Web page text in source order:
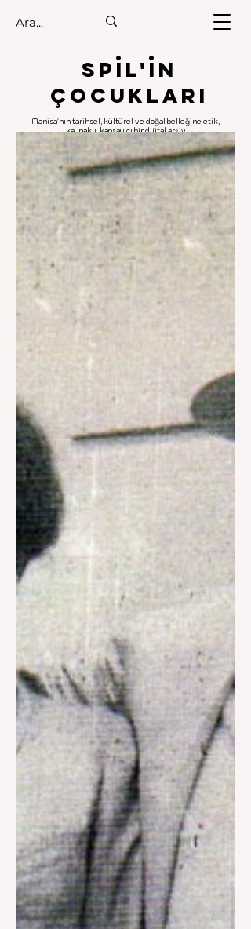
.
.
Spıl'in
Çocukları
Manisa'nın tarihsel, kültürel ve doğal belleğine etik,
kaynaklı, kapsayıcı bir dijital arşiv